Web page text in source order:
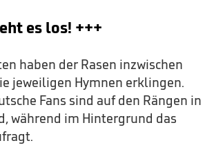
es los! +++
haben der Rasen inzwischen
jeweiligen Hymnen erklingen.
Fans sind auf den Rängen in
während im Hintergrund das